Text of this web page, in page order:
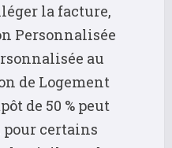
la facture,
Personnalisée
au
de Logement
de 50 % peut
pour certains